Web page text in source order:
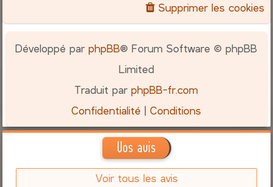
Supprimer les cookies
Développé parphpBB® Forum Software © phpBB
Limited
Traduit parphpBB-fr.com
Confidentialité |Conditions
Vos avis
Voir tous les avis